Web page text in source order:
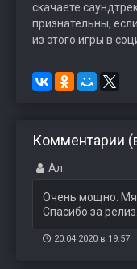
скачаете
признательны,
из этого игры в
Комментарии
Ал.
Очень мощно.
Спасибо за релиз.
20.04.2020 в 19:57